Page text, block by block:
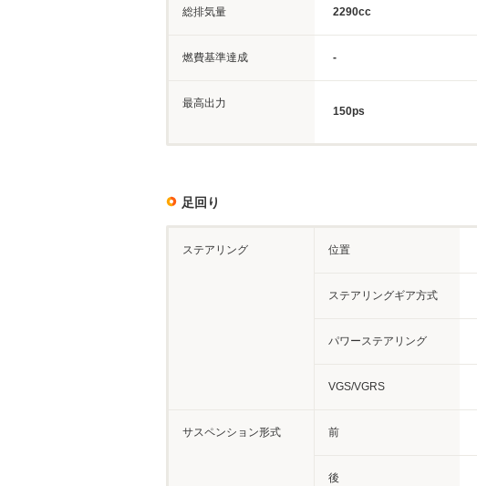
総排気量 2290cc
燃費基準達成
-
最高出力
150ps
足回り
ステアリング 位置
ステアリングギア方式
パワーステアリング
VGS/VGRS
サスペンション形式 前
後